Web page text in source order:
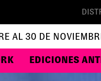
AL 30 DE
EDICIONES